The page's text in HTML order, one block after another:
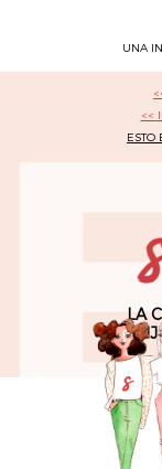
UNA
<<
ESTO
LA
A